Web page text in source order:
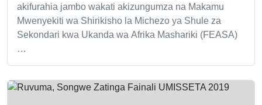
akifurahia jambo wakati akizungumza na Makamu
Mwenyekiti wa Shirikisho la Michezo ya Shule za
Sekondari kwa Ukanda wa Afrika Mashariki (FEASA)
…